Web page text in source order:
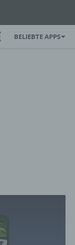
BELIEBTE APPS